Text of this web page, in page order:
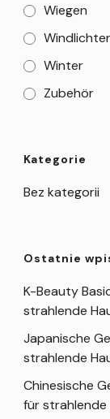
Wiegen
Windlichter
Winter
Zubehör
Kategorie
Bez kategorii
Ostatnie
K-Beauty
strahlende
Japanische
strahlende
Chinesische
für strahlende